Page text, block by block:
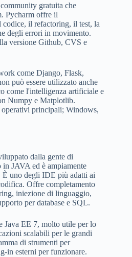
gratuita che
Pycharm offre il
il refactoring, il test, la
degli errori in movimento.
versione Github, CVS e
come Django, Flask,
può essere utilizzato anche
come l'intelligenza artificiale e
Numpy e Matplotlib.
principali; Windows,
dalla gente di
JAVA ed è ampiamente
uno degli IDE più adatti ai
Offre completamento
iniezione di linguaggio,
per database e SQL.
Java EE 7, molto utile per lo
scalabili per le grandi
di strumenti per
in esterni per funzionare.